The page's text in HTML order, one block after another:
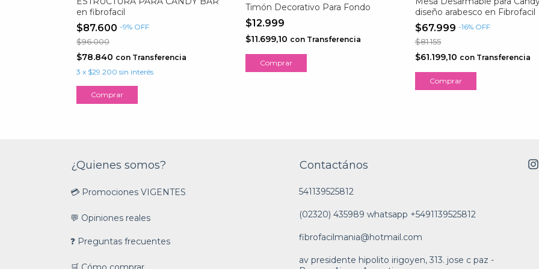
en fibrofacil
$87.600 -9% OFF
$96.000
$78.840 con Transferencia
3 x $29.200 sin interés
Timón Decorativo Para Fondo
$12.999
$11.699,10 con Transferencia
diseño arabesco en Fibrofacil
$67.999 -16% OFF
$81.155
$61.199,10 con Transferencia
¿Quienes somos?
💳 Promociones VIGENTES
💬 Opiniones reales
❓ Preguntas frecuentes
Contactános
541139525812
(02320) 435989 whatsapp +5491139525812
fibrofacilmania@hotmail.com
av presidente hipolito irigoyen, 313. jose c paz -